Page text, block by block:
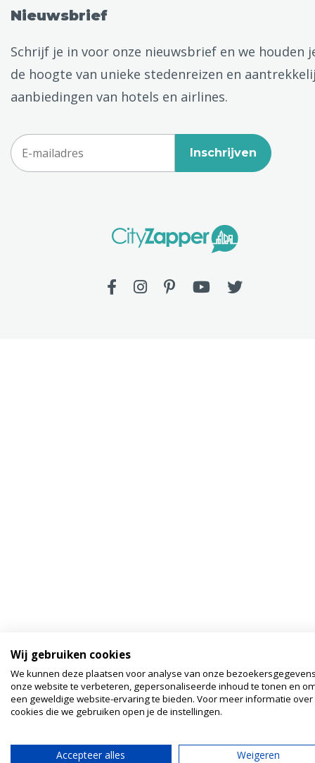
Wij gebruiken cookies
We kunnen deze plaatsen voor analyse van onze
onze website te verbeteren, gepersonaliseerde inhoud te tonen en
een geweldige website-ervaring te bieden. Voor meer informatie over
cookies die we gebruiken open je de instellingen.
Accepteer alles Weigeren
Nieuwsbrief
Schrijf je in voor onze nieuwsbrief en we houden
de hoogte van unieke stedenreizen en
aanbiedingen van hotels en airlines.
Inschrijven